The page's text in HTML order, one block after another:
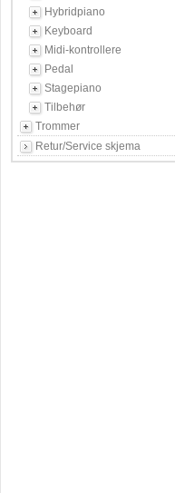
Hybridpiano
Keyboard
Midi-kontrollere
Pedal
Stagepiano
Tilbehør
Trommer
Retur/Service skjema